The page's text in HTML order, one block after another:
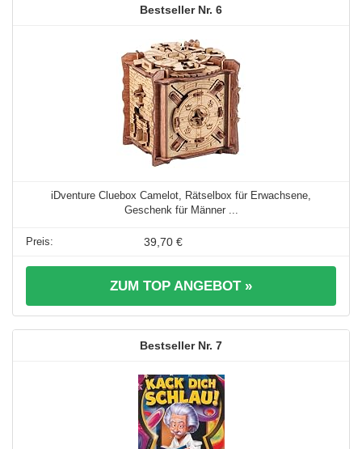
6
iDventure Cluebox Camelot, Rätselbox für Erwachsene,
Geschenk für Männer ...
39,70 €
ZUM TOP ANGEBOT »
7